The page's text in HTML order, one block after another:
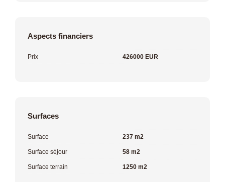
Aspects financiers
Prix 426000 EUR
Surfaces
Surface 237 m2
Surface séjour 58 m2
Surface terrain 1250 m2